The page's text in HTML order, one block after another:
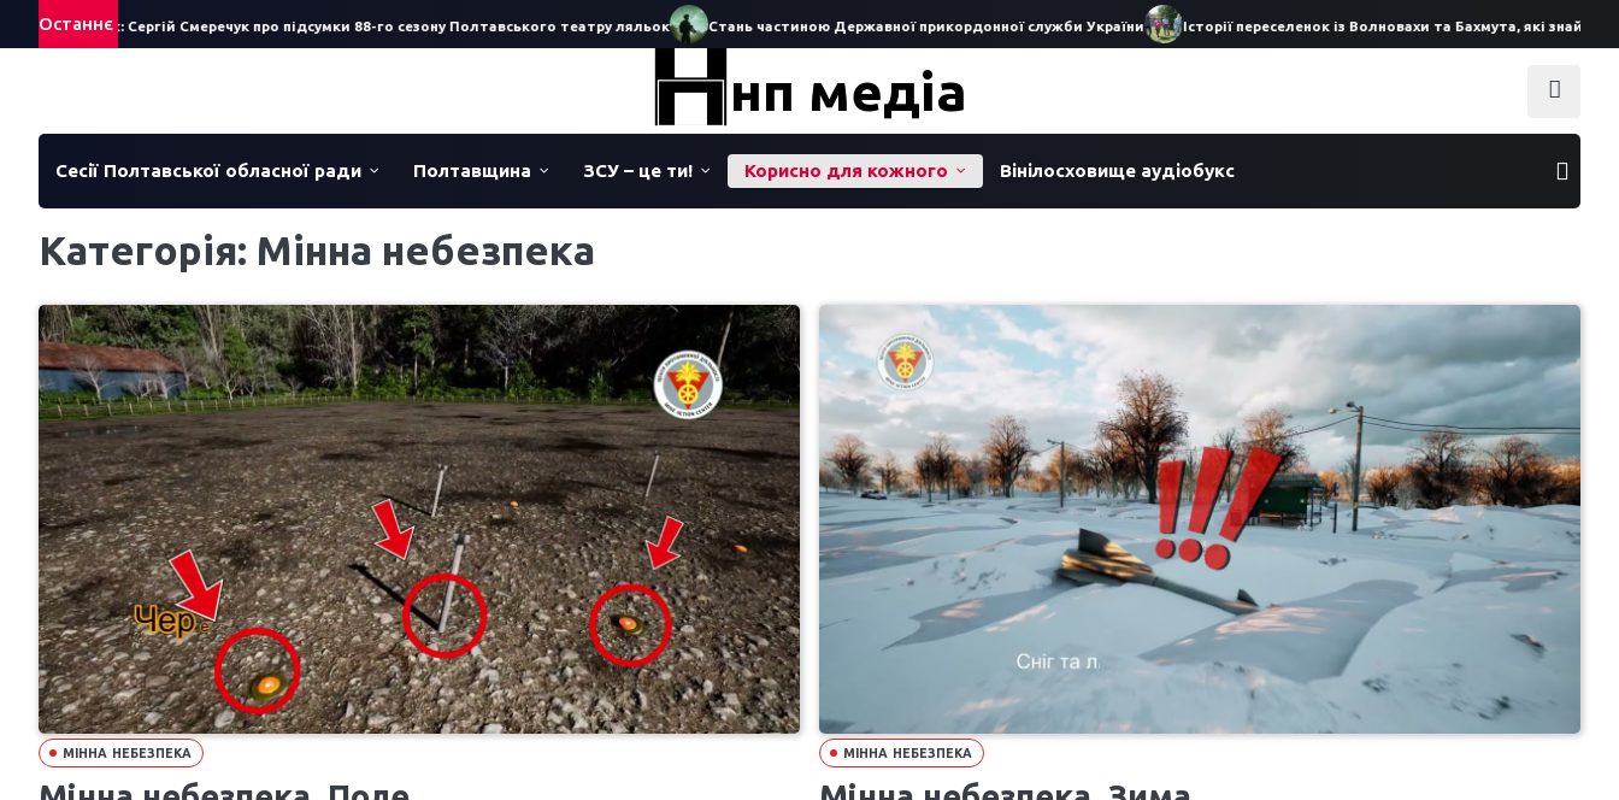
Останнє
за рік: Сергій Смеречук про підсумки 88-го сезону Полтавського театру ляльок Стань частиною Державної прикордонної служби України Історії переселенок із Волновахи та Бахмута, які знайшли
нп медіа
Сесії Полтавської обласної ради Полтавщина ЗСУ – це ти! Корисно для кожного Вінілосховище аудіобукс
Категорія: Мінна небезпека
МІННА НЕБЕЗПЕКА МІННА НЕБЕЗПЕКА